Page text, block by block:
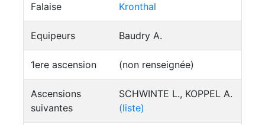
Falaise Kronthal
Equipeurs Baudry A.
1ere ascension (non renseignée)
Ascensions
suivantes
SCHWINTE L., KOPPEL A.
(liste)